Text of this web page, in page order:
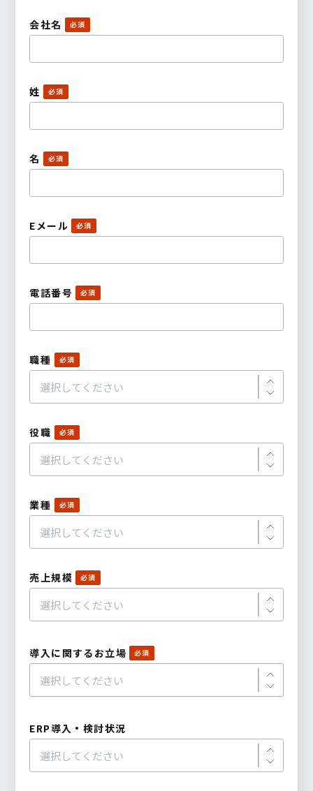
会社名
姓
名
Eメール
電話番号
職種
役職
業種
売上規模
導入に関するお立場
ERP導入・検討状況